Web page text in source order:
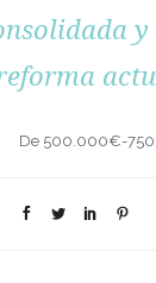
De 500.000€-